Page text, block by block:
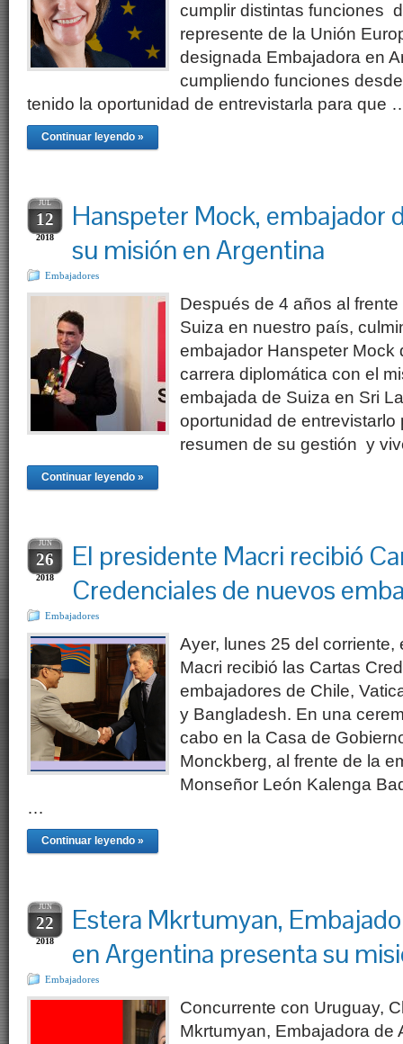
cumplir distintas funciones
represente de la Unión
designada Embajadora en
cumpliendo funciones
tenido la oportunidad de entrevistarla para que
Continuar leyendo »
JUL
12
2018
Hanspeter Mock, embajador
su misión en Argentina
Embajadores
Después de 4 años al
Suiza en nuestro país,
embajador Hanspeter Mock
carrera diplomática con el
embajada de Suiza en Sri
oportunidad de entrevistarlo
resumen de su gestión y
Continuar leyendo »
JUN
26
2018
El presidente Macri recibió
Credenciales de nuevos
Embajadores
Ayer, lunes 25 del corriente,
Macri recibió las Cartas
embajadores de Chile,
y Bangladesh. En una
cabo en la Casa de
Monckberg, al frente de la
Monseñor León Kalenga
…
Continuar leyendo »
JUN
22
2018
Estera Mkrtumyan,
en Argentina presenta su
Embajadores
Concurrente con Uruguay,
Mkrtumyan, Embajadora de